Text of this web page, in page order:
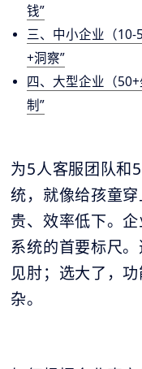
钱”
三、中小企业（10-
+洞察”
四、大型企业（
制”
为5人客服团队和
统，就像给孩童
贵、效率低下。
系统的首要标尺
见肘；选大了，
杂。